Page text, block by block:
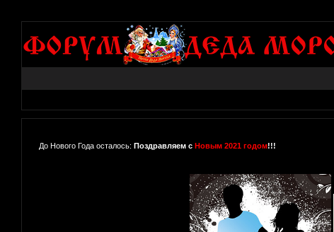
До Нового Года осталось: Поздравляем с Новым 2021 годом!!!